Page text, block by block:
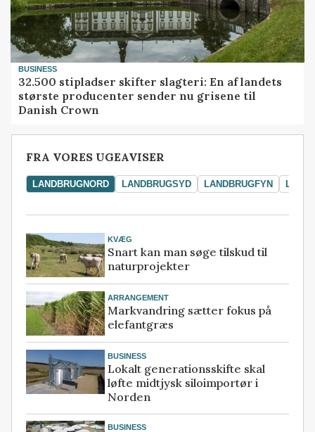
BUSINESS
32.500 stipladser skifter slagteri: En af landets
største producenter sender nu grisene til
Danish Crown
FRA VORES UGEAVISER
LANDBRUGNORD LANDBRUGSYD LANDBRUGFYN
KVÆG
Snart kan man søge tilskud til
naturprojekter
ARRANGEMENT
Markvandring sætter fokus på
elefantgræs
BUSINESS
Lokalt generationsskifte skal
løfte midtjysk siloimportør i
Norden
BUSINESS